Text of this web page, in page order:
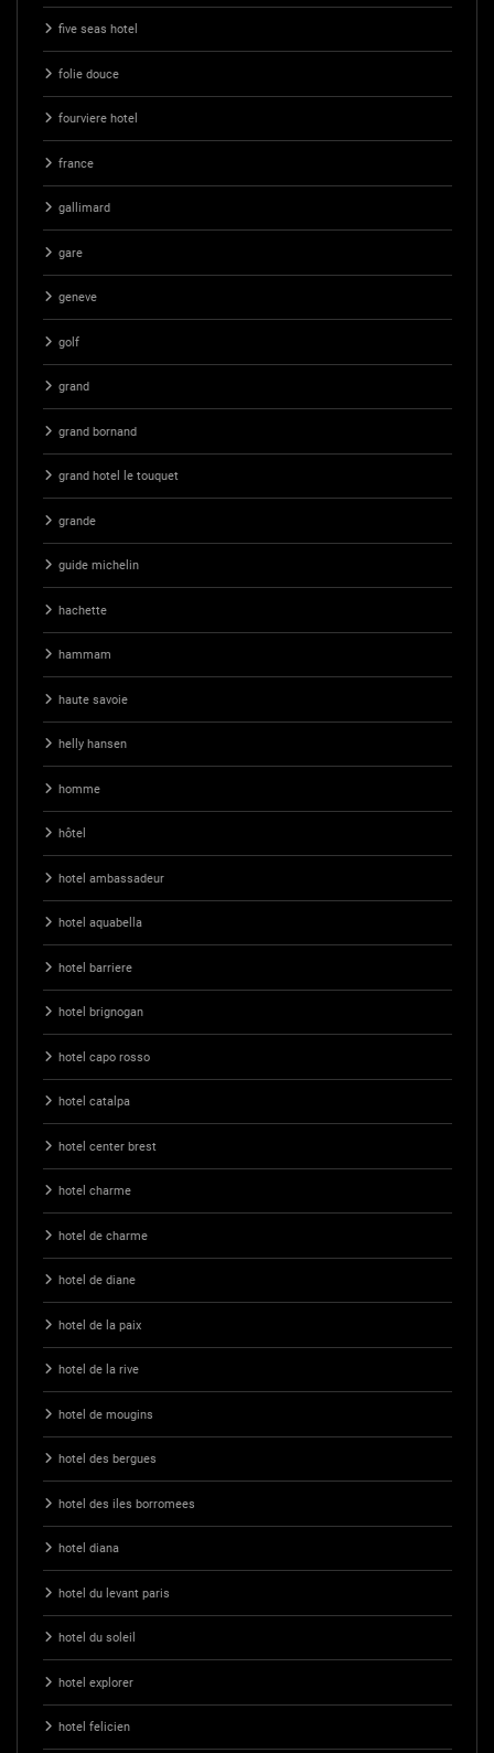
five seas hotel
folie douce
fourviere hotel
france
gallimard
gare
geneve
golf
grand
grand bornand
grand hotel le touquet
grande
guide michelin
hachette
hammam
haute savoie
helly hansen
homme
hôtel
hotel ambassadeur
hotel aquabella
hotel barriere
hotel brignogan
hotel capo rosso
hotel catalpa
hotel center brest
hotel charme
hotel de charme
hotel de diane
hotel de la paix
hotel de la rive
hotel de mougins
hotel des bergues
hotel des iles borromees
hotel diana
hotel du levant paris
hotel du soleil
hotel explorer
hotel felicien